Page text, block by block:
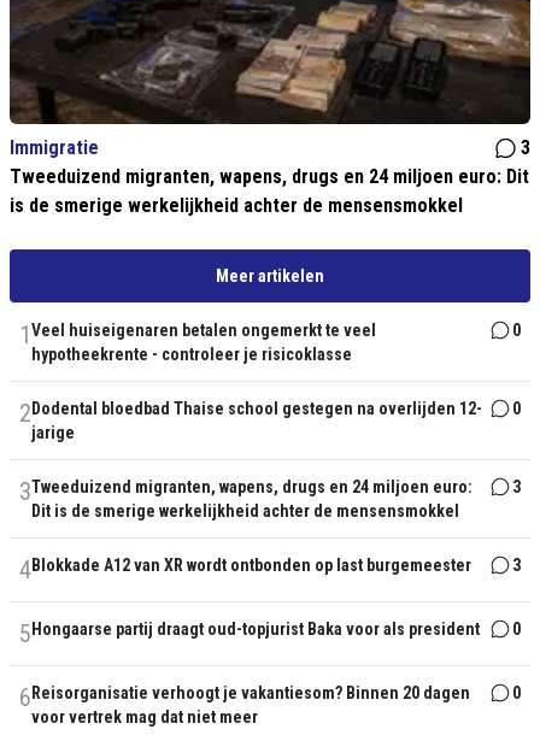
Immigratie
3
Tweeduizend migranten, wapens, drugs en 24 miljoen euro: Dit
is de smerige werkelijkheid achter de mensensmokkel
Meer artikelen
1Veel huiseigenaren betalen ongemerkt te veel
hypotheekrente - controleer je risicoklasse
0
2 Dodental bloedbad Thaise school gestegen na overlijden 12-
jarige
0
3Tweeduizend migranten, wapens, drugs en 24 miljoen euro:
Dit is de smerige werkelijkheid achter de mensensmokkel
3
4Blokkade A12 van XR wordt ontbonden op last burgemeester 3
5 Hongaarse partij draagt oud-topjurist Baka voor als president 0
6 Reisorganisatie verhoogt je vakantiesom? Binnen 20 dagen
voor vertrek mag dat niet meer
0